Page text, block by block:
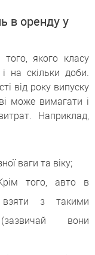
в оренду у
якого класу
на скільки доби.
від року випуску
може вимагати і
Наприклад,
ваги та віку;
того, авто в
з такими
вони